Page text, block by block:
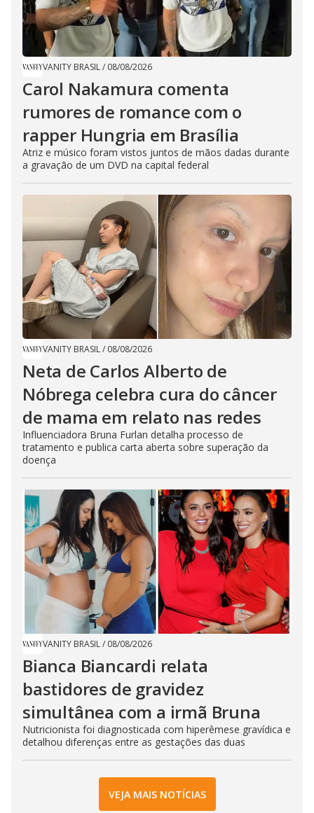
VANITY BRASIL/ 08/08/2026
Carol Nakamura comenta
rumores de romance com o
rapper Hungria em Brasília
Atriz e músico foram vistos juntos de mãos dadas durante
a gravação de um DVD na capital federal
VANITY BRASIL/ 08/08/2026
Neta de Carlos Alberto de
Nóbrega celebra cura do câncer
de mama em relato nas redes
Influenciadora Bruna Furlan detalha processo de
tratamento e publica carta aberta sobre superação da
doença
VANITY BRASIL/ 08/08/2026
Bianca Biancardi relata
bastidores de gravidez
simultânea com a irmã Bruna
Nutricionista foi diagnosticada com hiperêmese gravídica e
detalhou diferenças entre as gestações das duas
VEJA MAIS NOTÍCIAS